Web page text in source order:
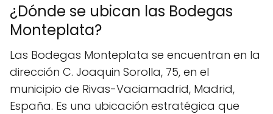
¿Dónde se ubican las Bodegas
Monteplata?
Las Bodegas Monteplata se encuentran en la
dirección C. Joaquin Sorolla, 75, en el
municipio de Rivas-Vaciamadrid, Madrid,
España. Es una ubicación estratégica que